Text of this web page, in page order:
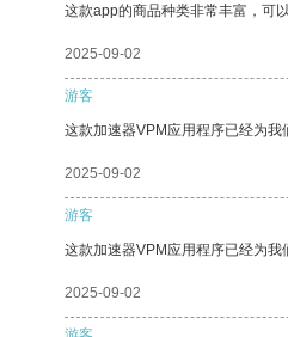
这款app的商品种类非常丰富，可
2025-09-02
游客
这款加速器VPM应用程序已经为
2025-09-02
游客
这款加速器VPM应用程序已经为我
2025-09-02